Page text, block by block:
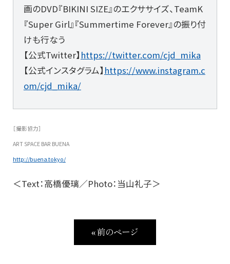
画のDVD『BIKINI SIZE』のエクササイズ、TeamK
『Super Girl』『Summertime Forever』の振り付
けも行なう
【公式Twitter】 https://twitter.com/cjd_mika
【公式インスタグラム】 https://www.instagram.c
om/cjd_mika/
［撮影協力］
ART SPACE BAR BUENA
http://buena.tokyo/
＜Text：高橋優璃／Photo：当山礼子＞
« 前のページ